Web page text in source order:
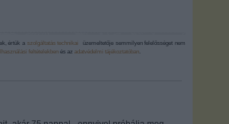
értük a szolgáltatás technikai
üzemeltetője semmilyen felelősséget nem
feltételekben és az adatvédelmi tájékoztatóban.